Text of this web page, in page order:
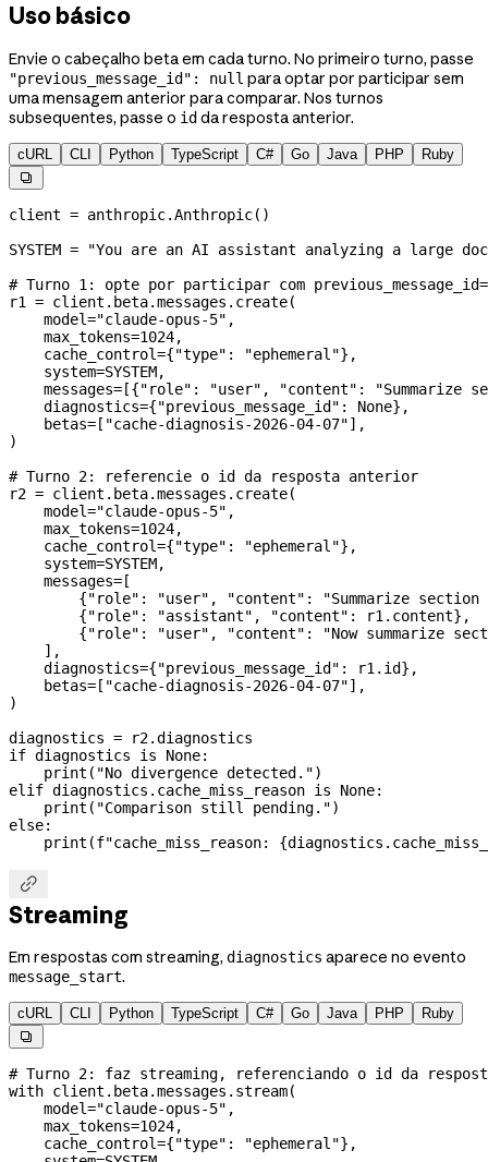
Uso básico
Envie o cabeçalho beta em cada turno. No primeiro turno, passe
"previous_message_id": null para optar por participar sem
uma mensagem anterior para comparar. Nos turnos
subsequentes, passe o idda resposta anterior.
cURL CLI Python TypeScript C# Go Java PHP Ruby

client = anthropic.Anthropic()
SYSTEM = "You are an AI assistant analyzing a large
# Turno 1: opte por participar com
r1 = client.beta.messages.create(
    model
="claude-opus-5" ,
    max_tokens
=1024,
    cache_control
={"type" : "ephemeral"},
    system
=SYSTEM,
    messages
=[{"role" : "user" , "content" :
"Summarize
    diagnostics
={"previous_message_id" : None},
    betas
=[ "cache-diagnosis-2026-04-07"],
)
# Turno 2: referencie o id da resposta anterior
r2 = client.beta.messages.create(
    model
="claude-opus-5" ,
    max_tokens
=1024,
    cache_control
={"type" : "ephemeral"},
    system
=SYSTEM,
    messages
=[
        {
"role" : "user" , "content" :
"Summarize
        {
"role" : "assistant" , "content" : r1.content},
        {
"role" : "user" , "content" :
"Now summarize
    ],
    diagnostics
={"previous_message_id" : r1.id},
    betas
=[ "cache-diagnosis-2026-04-07"],
)
diagnostics = r2.diagnostics
if diagnostics is None:
    print
( "No divergence detected.")
elif diagnostics.cache_miss_reason is None:
    print
( "Comparison still pending.")
else:
    print
(f"cache_miss_reason: {

Streaming
Em respostas com streaming, diagnostics aparece no evento
message_start.
cURL CLI Python TypeScript C# Go Java PHP Ruby

# Turno 2: faz streaming, referenciando o id da
with client.beta.messages.stream(
    model
="claude-opus-5" ,
    max_tokens
=1024,
    cache_control
={"type" : "ephemeral"},